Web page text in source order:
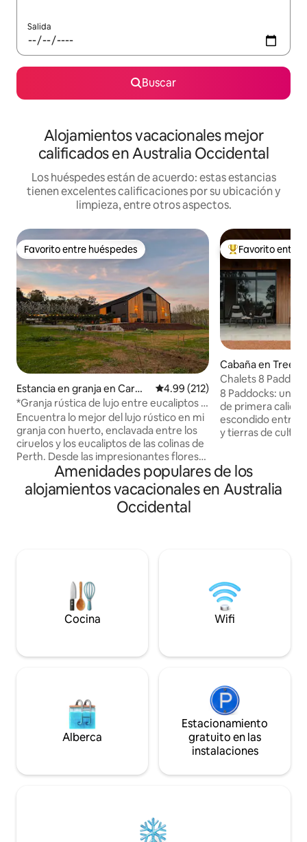
Salida
Buscar
Alojamientos vacacionales mejor
calificados en Australia Occidental
Los huéspedes están de acuerdo: estas estancias
tienen excelentes calificaciones por su ubicación y
limpieza, entre otros aspectos.
Favorito entre huéspedes
Favorito entre huéspedes
Estancia en granja en Carm
el
Calificación promedio: 4.99 de
4.99 (212)
*Granja rústica de lujo entre eucaliptos y
ciruelos*
Encuentra lo mejor del lujo rústico en mi
granja con huerto, enclavada entre los
ciruelos y los eucaliptos de las colinas de
Perth. Desde las impresionantes flores
de primavera hasta las frutas doradas
del verano, los intensos tonos del otoño
y los inviernos fríos, cada estación es
especial en Mairiposa. En este refugio de
comodidades. Espero con ansias
compartir mi granja contigo.
De los mejores
Favorito entre
Cabaña en
Chalets 8
8 Paddocks: un
de primera
escondido entre
y tierras de
ofrece una
diseñado
celebrar el ritmo
inigualables del
Amenidades populares de los
alojamientos vacacionales en Australia
Occidental
Cocina Wifi
Alberca
Estacionamiento
gratuito en las
instalaciones